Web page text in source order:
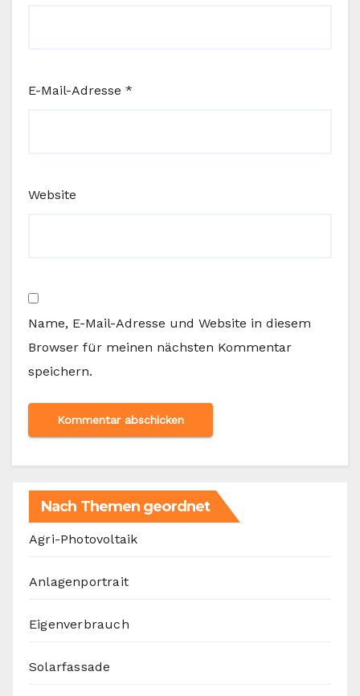
E-Mail-Adresse *
Website
Name, E-Mail-Adresse und Website in diesem
Browser für meinen nächsten Kommentar
speichern.
Nach Themen geordnet
Agri-Photovoltaik
Anlagenportrait
Eigenverbrauch
Solarfassade